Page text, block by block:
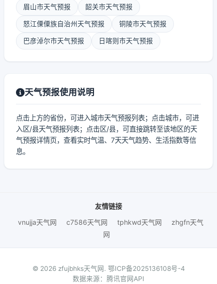
眉山市天气预报 韶关市天气预报
怒江傈僳族自治州天气预报 铜陵市天气预报
巴彦淖尔市天气预报 日喀则市天气预报
天气预报使用说明
点击上方的省份，可进入城市天气预报列表；点击城市，可进
入区/县天气预报列表；点击区/县，可直接跳转至该地区的天
气预报详情页，查看实时气温、7天天气趋势、生活指数等信
息。
友情链接
vnujja天气网
c7586天气网 tphkwd天气网
zhgfn天气
网
© 2026 zfujbhks天气网. 鄂ICP备2025136108号-4
数据来源：腾讯官网API